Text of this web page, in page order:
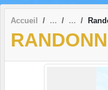
Accueil